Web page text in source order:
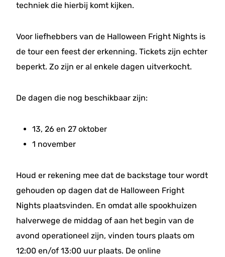
techniek die hierbij komt kijken.
Voor liefhebbers van de Halloween Fright Nights is
de tour een feest der erkenning. Tickets zijn echter
beperkt. Zo zijn er al enkele dagen uitverkocht.
De dagen die nog beschikbaar zijn:
13, 26 en 27 oktober
1 november
Houd er rekening mee dat de backstage tour wordt
gehouden op dagen dat de Halloween Fright
Nights plaatsvinden. En omdat alle spookhuizen
halverwege de middag of aan het begin van de
avond operationeel zijn, vinden tours plaats om
12:00 en/of 13:00 uur plaats. De online